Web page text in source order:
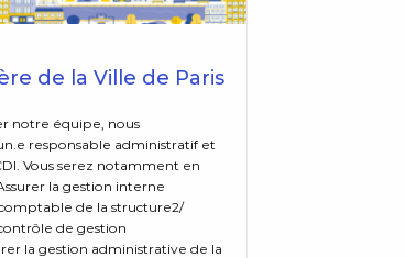
de la Ville de Paris
notre équipe, nous
responsable administratif et
Vous serez notamment en
la gestion interne
de la structure2/
de gestion
la gestion administrative de la